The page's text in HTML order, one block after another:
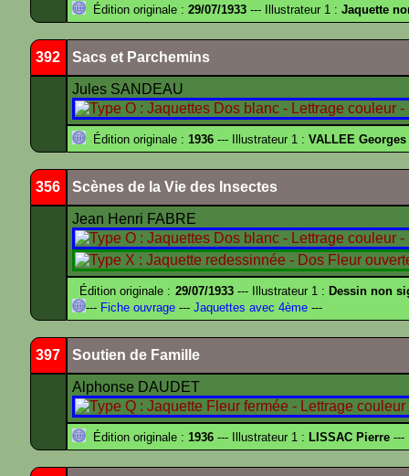
Édition originale : 29/07/1933 --- Illustrateur 1 : Jaquette
392 Sacs et Parchemins
Jules SANDEAU
Édition originale : 1936 --- Illustrateur 1 : VALLEE Georges
356 Scènes de la Vie des Insectes
Jean Henri FABRE
Édition originale : 29/07/1933--- Illustrateur 1 : Dessin non
--- Fiche ouvrage --- Jaquettes avec 4ème ---
397 Soutien de Famille
Alphonse DAUDET
Édition originale : 1936 --- Illustrateur 1 : LISSAC Pierre ---